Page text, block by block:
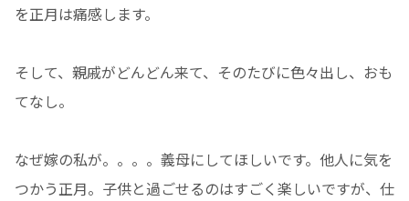
を正月は痛感します。
そして、親戚がどんどん来て、そのたびに色々出し、おも
てなし。
なぜ嫁の私が。。。。義母にしてほしいです。他人に気を
つかう正月。子供と過ごせるのはすごく楽しいですが、仕